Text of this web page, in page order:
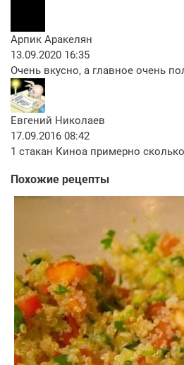
Арпик Аракелян
13.09.2020 16:35
Очень вкусно, а главное очень
Евгений Николаев
17.09.2016 08:42
1 стакан Киноа примерно
Похожие рецепты